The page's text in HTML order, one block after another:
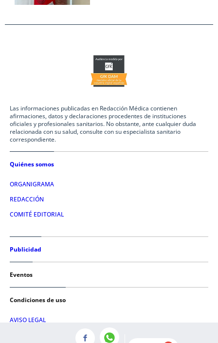
Las informaciones publicadas en Redacción Médica contienen
afirmaciones, datos y declaraciones procedentes de instituciones
oficiales y profesionales sanitarios. No obstante, ante cualquier duda
relacionada con su salud, consulte con su especialista sanitario
correspondiente.
Quiénes somos
ORGANIGRAMA
REDACCIÓN
COMITÉ EDITORIAL
Publicidad
Eventos
Condiciones de uso
AVISO LEGAL